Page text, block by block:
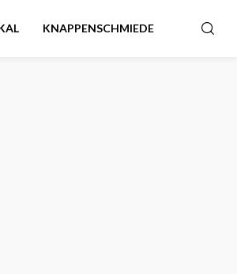
KNAPPENSCHMIEDE